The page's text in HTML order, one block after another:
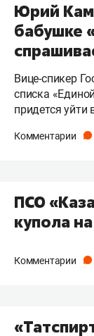
Юрий
бабушке
Вице-спикер
списка
придется уйти
Комментарии
ПСО
купола
Комментарии